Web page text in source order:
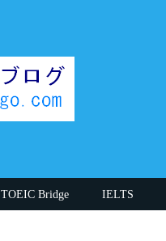
TOEIC Bridge IELTS